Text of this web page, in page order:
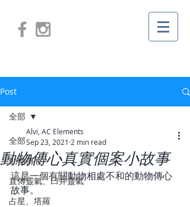
Post
全部
動物傳心
直傳靈氣、臼井靈氣
占星、塔羅
全部
動物傳心真實個案小故事
Alvi, AC Elements
Sep 23, 2021 2 min read
這是一個有關動物相處不和的動物傳心
故事。